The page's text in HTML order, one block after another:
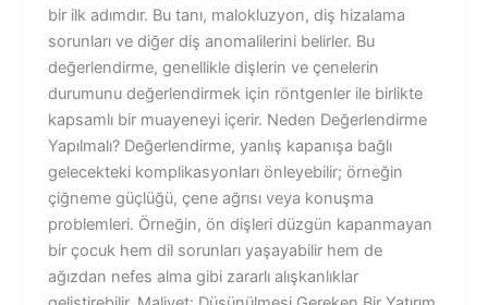
bir ilk adımdır. Bu tanı, malokluzyon, diş hizalama
sorunları ve diğer diş anomalilerini belirler. Bu
değerlendirme, genellikle dişlerin ve çenelerin
durumunu değerlendirmek için röntgenler ile birlikte
kapsamlı bir muayeneyi içerir. Neden Değerlendirme
Yapılmalı? Değerlendirme, yanlış kapanışa bağlı
gelecekteki komplikasyonları önleyebilir; örneğin
çiğneme güçlüğü, çene ağrısı veya konuşma
problemleri. Örneğin, ön dişleri düzgün kapanmayan
bir çocuk hem dil sorunları yaşayabilir hem de
ağızdan nefes alma gibi zararlı alışkanlıklar